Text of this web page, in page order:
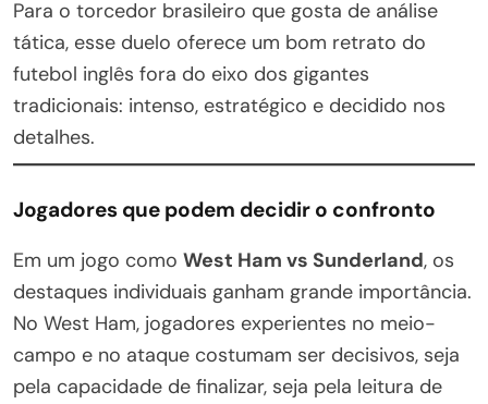
Para o torcedor brasileiro que gosta de análise
tática, esse duelo oferece um bom retrato do
futebol inglês fora do eixo dos gigantes
tradicionais: intenso, estratégico e decidido nos
detalhes.
Jogadores que podem decidir o confronto
Em um jogo como West Ham vs Sunderland, os
destaques individuais ganham grande importância.
No West Ham, jogadores experientes no meio-
campo e no ataque costumam ser decisivos, seja
pela capacidade de finalizar, seja pela leitura de